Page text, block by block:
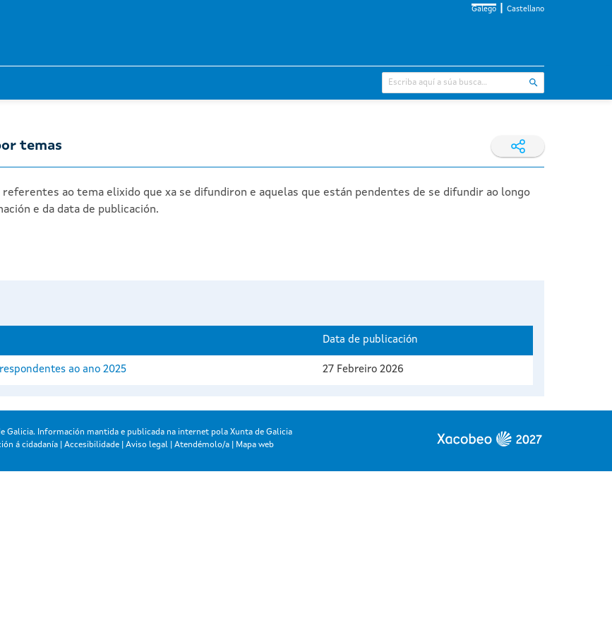
Galego Castellano
temas
ao tema elixido que xa se difundiron e aquelas que están pendentes de se difundir ao longo
e da data de publicación.
Data de publicación
ao ano 2025 27 Febreiro 2026
Galicia. Información mantida e publicada na internet pola Xunta de Galicia
á cidadanía |Accesibilidade |Aviso legal |Atendémolo/a Mapa web